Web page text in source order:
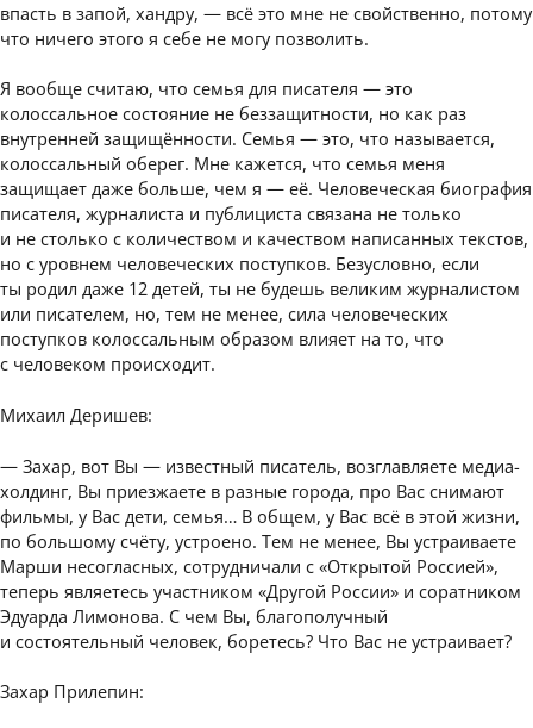
впасть в запой, хандру, — всё это мне не свойственно, потому
что ничего этого я себе не могу позволить.
Я вообще считаю, что семья для писателя — это
колоссальное состояние не беззащитности, но как раз
внутренней защищённости. Семья — это, что называется,
колоссальный оберег. Мне кажется, что семья меня
защищает даже больше, чем я — её. Человеческая биография
писателя, журналиста и публициста связана не только
и не столько с количеством и качеством написанных текстов,
но с уровнем человеческих поступков. Безусловно, если
ты родил даже 12 детей, ты не будешь великим журналистом
или писателем, но, тем не менее, сила человеческих
поступков колоссальным образом влияет на то, что
с человеком происходит.
Михаил Деришев:
— Захар, вот Вы — известный писатель, возглавляете медиа-
холдинг, Вы приезжаете в разные города, про Вас снимают
фильмы, у Вас дети, семья… В общем, у Вас всё в этой жизни,
по большому счёту, устроено. Тем не менее, Вы устраиваете
Марши несогласных, сотрудничали с «Открытой Россией»,
теперь являетесь участником «Другой России» и соратником
Эдуарда Лимонова. С чем Вы, благополучный
и состоятельный человек, боретесь? Что Вас не устраивает?
Захар Прилепин: